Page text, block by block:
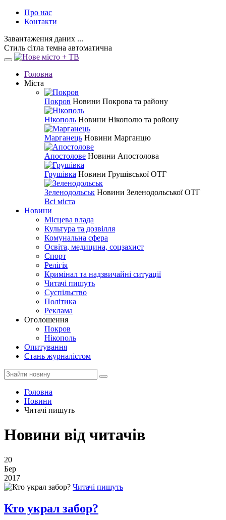
Про нас
Контакти
Завантаження даних ...
Стиль сітла темна автоматична
Головна
Міста
Покров Новини Покрова та району
Нікополь Новини Нікополю та ройону
Марганець Новини Марганцю
Апостолове Новини Апостолова
Грушівка Новини Грушівської ОТГ
Зеленодольськ Новини Зеленодольської ОТГ
Всі міста
Новини
Місцева влада
Культура та дозвілля
Комунальна сфера
Освіта, медицина, соцзахист
Спорт
Релігія
Кримінал та надзвичайні ситуації
Читачі пишуть
Суспільство
Політика
Реклама
Оголошення
Покров
Нікополь
Опитування
Стань журналістом
Головна
Новини
Читачі пишуть
Новини від читачів
20
Бер
2017
Читачі пишуть
Кто украл забор?